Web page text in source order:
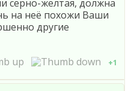
серно-желтая, должна
на неё похожи Ваши
другие
+1